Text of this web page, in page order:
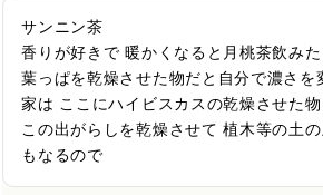
サンニン茶
香りが好きで 暖かくなると月桃茶飲み
葉っぱを乾燥させた物だと自分で濃さを
家は ここにハイビスカスの乾燥させた
この出がらしを乾燥させて 植木等の土
もなるので